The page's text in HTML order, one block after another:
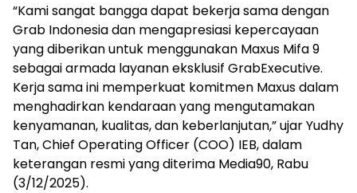
“Kami sangat bangga dapat bekerja sama dengan
Grab Indonesia dan mengapresiasi kepercayaan
yang diberikan untuk menggunakan Maxus Mifa 9
sebagai armada layanan eksklusif GrabExecutive.
Kerja sama ini memperkuat komitmen Maxus dalam
menghadirkan kendaraan yang mengutamakan
kenyamanan, kualitas, dan keberlanjutan,” ujar Yudhy
Tan, Chief Operating Officer (COO) IEB, dalam
keterangan resmi yang diterima Media90, Rabu
(3/12/2025).